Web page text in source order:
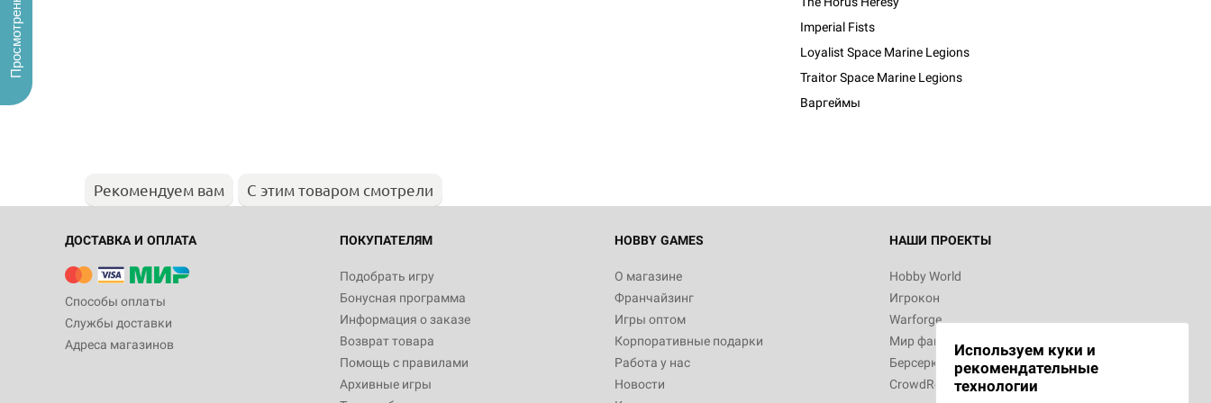
Imperial Fists
Loyalist Space Marine Legions
Traitor Space Marine Legions
Варгеймы
Рекомендуем вам С этим товаром смотрели
ДОСТАВКА И ОПЛАТА
Способы оплаты
Службы доставки
Адреса магазинов
ПОКУПАТЕЛЯМ
Подобрать игру
Бонусная программа
Информация о заказе
Возврат товара
Помощь с правилами
Архивные игры
HOBBY GAMES
О магазине
Франчайзинг
Игры оптом
Корпоративные подарки
Работа у нас
Новости
НАШИ ПРОЕКТЫ
Hobby World
Игрокон
Warforge
Мир фантастики
Берсерк
CrowdRepublic
Используем куки и
рекомендательные
технологии
Просмотренные
Настольная игра Hobby World Монстры
Белая смерть
12 990
Настольная игра Hobby World Берсерк.
3 490